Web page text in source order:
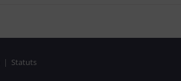
| Statuts